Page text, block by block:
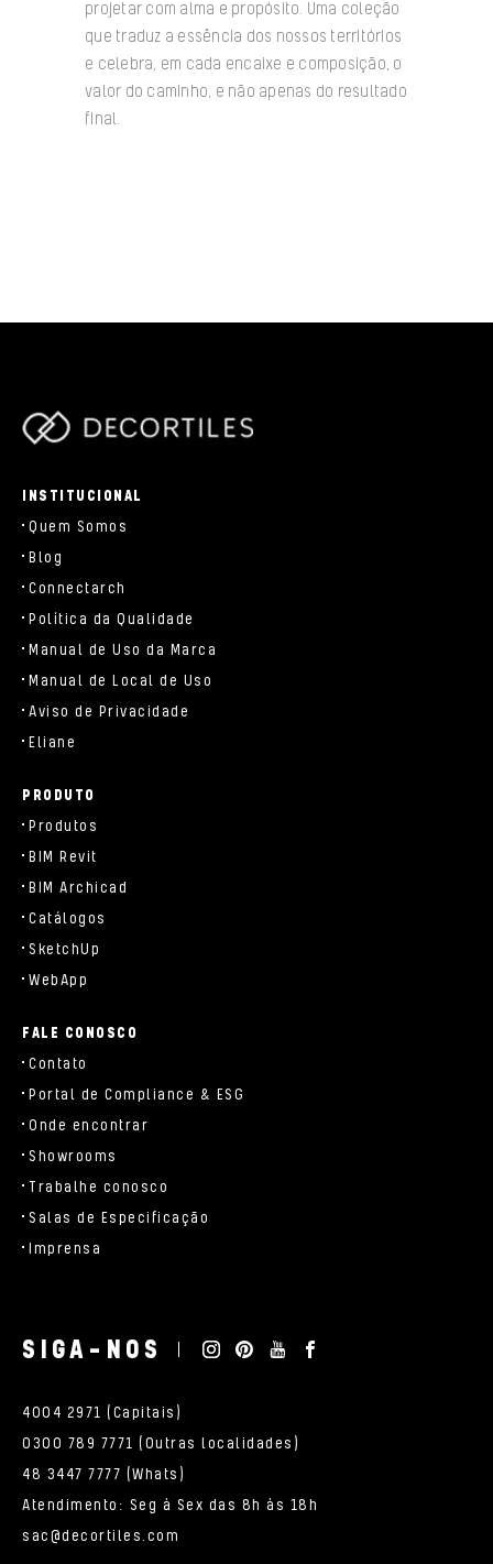
projetar com alma e propósito. Uma coleção
que traduz a essência dos nossos territórios
e celebra, em cada encaixe e composição, o
valor do caminho, e não apenas do resultado
final.
INSTITUCIONAL
Quem Somos
Blog
Connectarch
Política da Qualidade
Manual de Uso da Marca
Manual de Local de Uso
Aviso de Privacidade
Eliane
PRODUTO
Produtos
BIM Revit
BIM Archicad
Catálogos
SketchUp
WebApp
FALE CONOSCO
Contato
Portal de Compliance & ESG
Onde encontrar
Showrooms
Trabalhe conosco
Salas de Especificação
Imprensa
SIGA-NOS
4004 2971 (Capitais)
0300 789 7771 (Outras localidades)
48 3447 7777 (Whats)
Atendimento: Seg à Sex das 8h às 18h
sac@decortiles.com